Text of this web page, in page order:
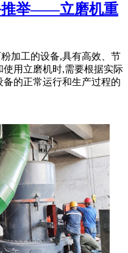
推举——立磨机重
加工的设备,具有高效、节
用立磨机时,需要根据实际
的正常运行和生产过程的